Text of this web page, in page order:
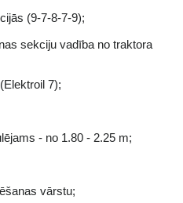
(9-7-8-7-9);
sekciju vadība no traktora
7);
- no 1.80 - 2.25 m;
vārstu;